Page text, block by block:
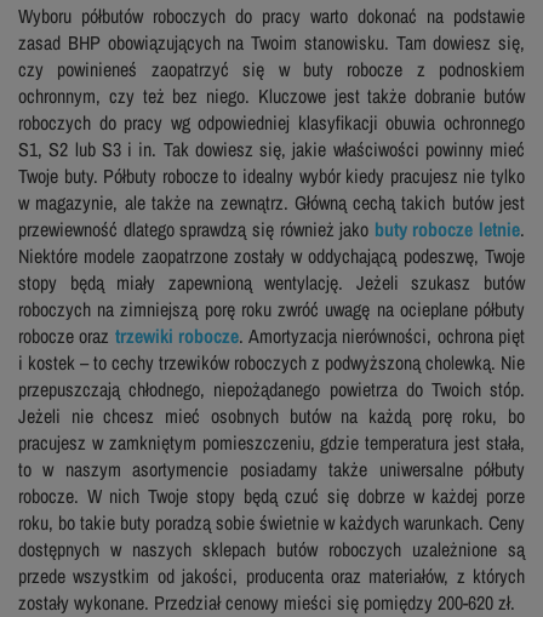
Wyboru półbutów roboczych do pracy warto dokonać na podstawie
zasad BHP obowiązujących na Twoim stanowisku. Tam dowiesz się,
czy powinieneś zaopatrzyć się w buty robocze z podnoskiem
ochronnym, czy też bez niego. Kluczowe jest także dobranie butów
roboczych do pracy wg odpowiedniej klasyfikacji obuwia ochronnego
S1, S2 lub S3 i in. Tak dowiesz się, jakie właściwości powinny mieć
Twoje buty. Półbuty robocze to idealny wybór kiedy pracujesz nie tylko
w magazynie, ale także na zewnątrz. Główną cechą takich butów jest
przewiewność dlatego sprawdzą się również jako buty robocze letnie.
Niektóre modele zaopatrzone zostały w oddychającą podeszwę, Twoje
stopy będą miały zapewnioną wentylację. Jeżeli szukasz butów
roboczych na zimniejszą porę roku zwróć uwagę na ocieplane półbuty
robocze oraz trzewiki robocze. Amortyzacja nierówności, ochrona pięt
i kostek – to cechy trzewików roboczych z podwyższoną cholewką. Nie
przepuszczają chłodnego, niepożądanego powietrza do Twoich stóp.
Jeżeli nie chcesz mieć osobnych butów na każdą porę roku, bo
pracujesz w zamkniętym pomieszczeniu, gdzie temperatura jest stała,
to w naszym asortymencie posiadamy także uniwersalne półbuty
robocze. W nich Twoje stopy będą czuć się dobrze w każdej porze
roku, bo takie buty poradzą sobie świetnie w każdych warunkach. Ceny
dostępnych w naszych sklepach butów roboczych uzależnione są
przede wszystkim od jakości, producenta oraz materiałów, z których
zostały wykonane. Przedział cenowy mieści się pomiędzy 200-620 zł.